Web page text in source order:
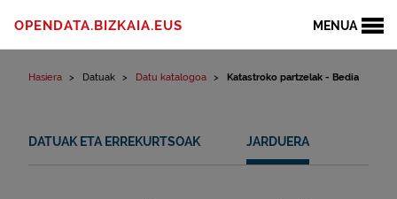
MENUA
OPENDATA.BIZKAIA.EUS
Hasiera Datuak Datu katalogoa Katastroko partzelak - Bedia
DATUAK ETA ERREKURTSOAK JARDUERA